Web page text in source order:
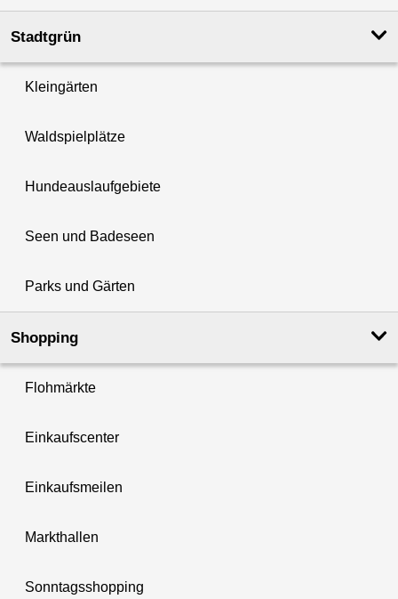
Stadtgrün
Kleingärten
Waldspielplätze
Hundeauslaufgebiete
Seen und Badeseen
Parks und Gärten
Shopping
Flohmärkte
Einkaufscenter
Einkaufsmeilen
Markthallen
Sonntagsshopping